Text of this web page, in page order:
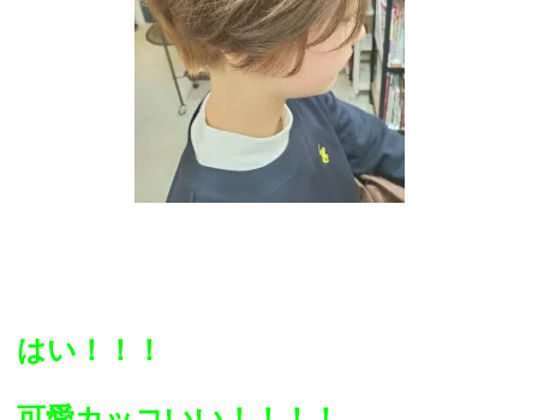
はい！！！